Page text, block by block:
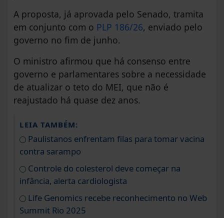
A proposta, já aprovada pelo Senado, tramita
em conjunto com o PLP 186/26, enviado pelo
governo no fim de junho.
O ministro afirmou que há consenso entre
governo e parlamentares sobre a necessidade
de atualizar o teto do MEI, que não é
reajustado há quase dez anos.
LEIA TAMBÉM:
Paulistanos enfrentam filas para tomar vacina
contra sarampo
Controle do colesterol deve começar na
infância, alerta cardiologista
Life Genomics recebe reconhecimento no Web
Summit Rio 2025